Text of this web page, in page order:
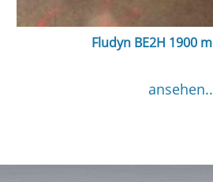
Fludyn BE2H 1900